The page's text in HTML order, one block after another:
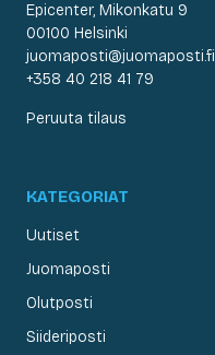
Epicenter, Mikonkatu 9
00100 Helsinki
juomaposti@juomaposti.fi
+358 40 218 41 79
Peruuta tilaus
KATEGORIAT
Uutiset
Juomaposti
Olutposti
Siideriposti